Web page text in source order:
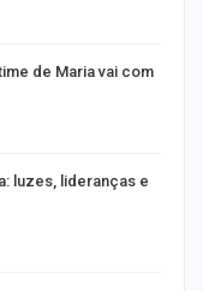
de Maria vai com
luzes, lideranças e